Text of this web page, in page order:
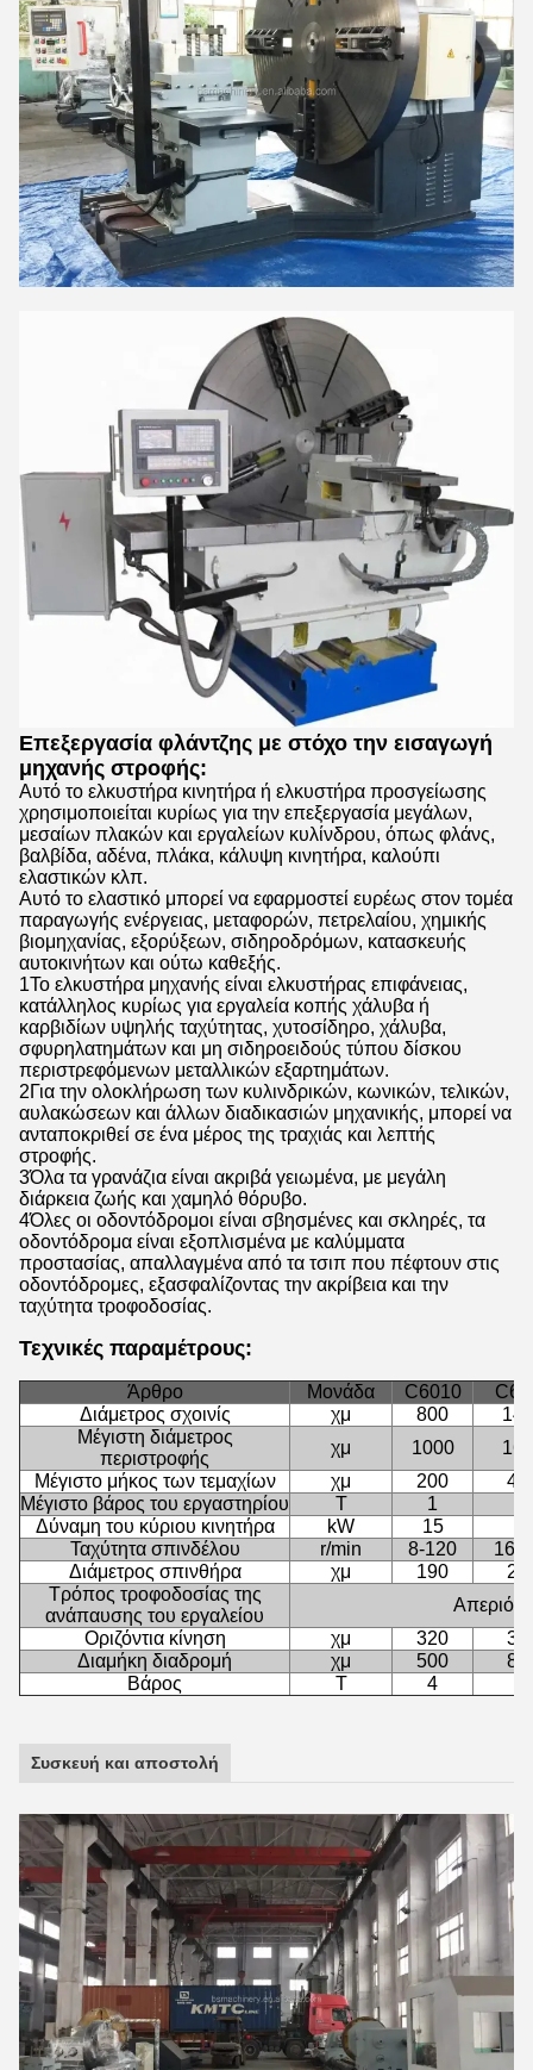
Επεξεργασία φλάντζης με στόχο την εισαγωγή
μηχανής στροφής:
Αυτό το ελκυστήρα κινητήρα ή ελκυστήρα προσγείωσης
χρησιμοποιείται κυρίως για την επεξεργασία μεγάλων,
μεσαίων πλακών και εργαλείων κυλίνδρου, όπως φλάνς,
βαλβίδα, αδένα, πλάκα, κάλυψη κινητήρα, καλούπι
ελαστικών κλπ.
Αυτό το ελαστικό μπορεί να εφαρμοστεί ευρέως στον τομέα
παραγωγής ενέργειας, μεταφορών, πετρελαίου, χημικής
βιομηχανίας, εξορύξεων, σιδηροδρόμων, κατασκευής
αυτοκινήτων και ούτω καθεξής.
1Το ελκυστήρα μηχανής είναι ελκυστήρας επιφάνειας,
κατάλληλος κυρίως για εργαλεία κοπής χάλυβα ή
καρβιδίων υψηλής ταχύτητας, χυτοσίδηρο, χάλυβα,
σφυρηλατημάτων και μη σιδηροειδούς τύπου δίσκου
περιστρεφόμενων μεταλλικών εξαρτημάτων.
2Για την ολοκλήρωση των κυλινδρικών, κωνικών, τελικών,
αυλακώσεων και άλλων διαδικασιών μηχανικής, μπορεί να
ανταποκριθεί σε ένα μέρος της τραχιάς και λεπτής
στροφής.
3Όλα τα γρανάζια είναι ακριβά γειωμένα, με μεγάλη
διάρκεια ζωής και χαμηλό θόρυβο.
4Όλες οι οδοντόδρομοι είναι σβησμένες και σκληρές, τα
οδοντόδρομα είναι εξοπλισμένα με καλύμματα
προστασίας, απαλλαγμένα από τα τσιπ που πέφτουν στις
οδοντόδρομες, εξασφαλίζοντας την ακρίβεια και την
ταχύτητα τροφοδοσίας.
Τεχνικές παραμέτρους:
Άρθρο Μονάδα C6010
Διάμετρος σχοινίς
χμ 800
Μέγιστη διάμετρος
περιστροφής
χμ 1000
Μέγιστο μήκος των τεμαχίων
χμ 200
Μέγιστο βάρος του εργαστηρίου
Τ 1
Δύναμη του κύριου κινητήρα
kW 15
Ταχύτητα σπινδέλου
r/min 8-120
16-
Διάμετρος σπινθήρα
χμ 190
Τρόπος τροφοδοσίας της
ανάπαυσης του εργαλείου
Οριζόντια κίνηση
χμ 320
Διαμήκη διαδρομή
χμ 500
Βάρος
Τ 4
Συσκευή και αποστολή